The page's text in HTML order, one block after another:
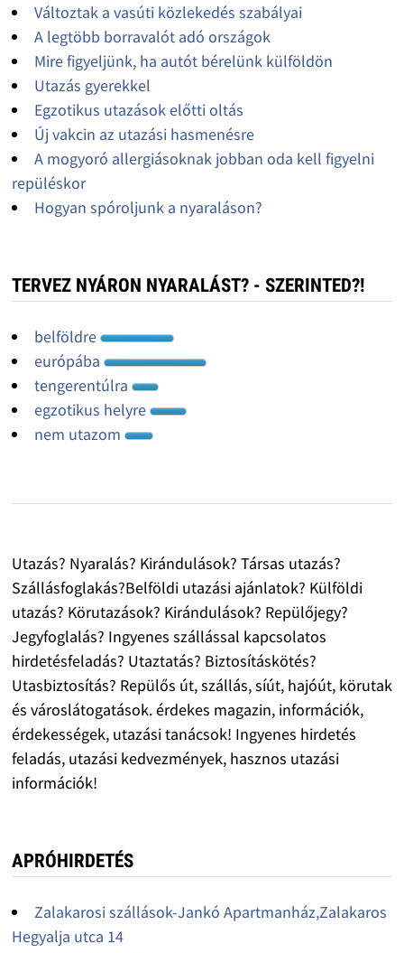
Változtak a vasúti közlekedés szabályai
A legtöbb borravalót adó országok
Mire figyeljünk, ha autót bérelünk külföldön
Utazás gyerekkel
Egzotikus utazások előtti oltás
Új vakcin az utazási hasmenésre
A mogyoró allergiásoknak jobban oda kell figyelni
repüléskor
Hogyan spóroljunk a nyaraláson?
TERVEZ NYÁRON NYARALÁST? - SZERINTED?!
belföldre
európába
tengerentúlra
egzotikus helyre
nem utazom
Utazás? Nyaralás? Kirándulások? Társas utazás?
Szállásfoglakás?Belföldi utazási ajánlatok? Külföldi
utazás? Körutazások? Kirándulások? Repülőjegy?
Jegyfoglalás? Ingyenes szállással kapcsolatos
hirdetésfeladás? Utaztatás? Biztosításkötés?
Utasbiztosítás? Repülős út, szállás, síút, hajóút, körutak
és városlátogatások. érdekes magazin, információk,
érdekességek, utazási tanácsok! Ingyenes hirdetés
feladás, utazási kedvezmények, hasznos utazási
információk!
APRÓHIRDETÉS
Zalakarosi szállások-Jankó Apartmanház,Zalakaros
Hegyalja utca 14